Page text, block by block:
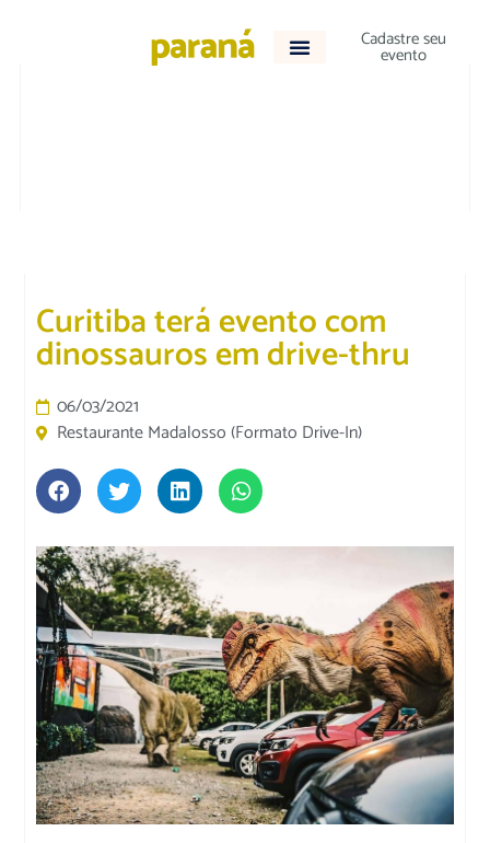
Cadastre seu
evento
Curitiba terá evento com
dinossauros em drive-thru
06/03/2021
Restaurante Madalosso (Formato Drive-In)